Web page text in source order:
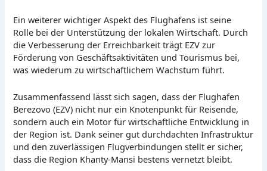
Ein weiterer wichtiger Aspekt des Flughafens ist seine
Rolle bei der Unterstützung der lokalen Wirtschaft. Durch
die Verbesserung der Erreichbarkeit trägt EZV zur
Förderung von Geschäftsaktivitäten und Tourismus bei,
was wiederum zu wirtschaftlichem Wachstum führt.
Zusammenfassend lässt sich sagen, dass der Flughafen
Berezovo (EZV) nicht nur ein Knotenpunkt für Reisende,
sondern auch ein Motor für wirtschaftliche Entwicklung in
der Region ist. Dank seiner gut durchdachten Infrastruktur
und den zuverlässigen Flugverbindungen stellt er sicher,
dass die Region Khanty-Mansi bestens vernetzt bleibt.